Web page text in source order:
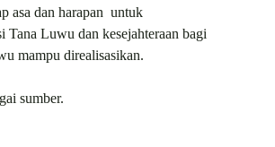
asa dan harapan untuk
Tana Luwu dan kesejahteraan bagi
mampu direalisasikan.
sumber.